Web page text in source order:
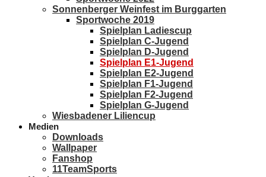
Sonnenberger Weinfest im Burggarten
Sportwoche 2019
Spielplan Ladiescup
Spielplan C-Jugend
Spielplan D-Jugend
Spielplan E1-Jugend
Spielplan E2-Jugend
Spielplan F1-Jugend
Spielplan F2-Jugend
Spielplan G-Jugend
Wiesbadener Liliencup
Medien
Downloads
Wallpaper
Fanshop
11TeamSports